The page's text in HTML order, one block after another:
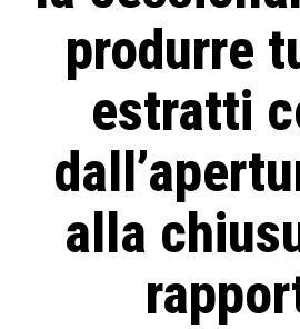
produrre
estratti
alla